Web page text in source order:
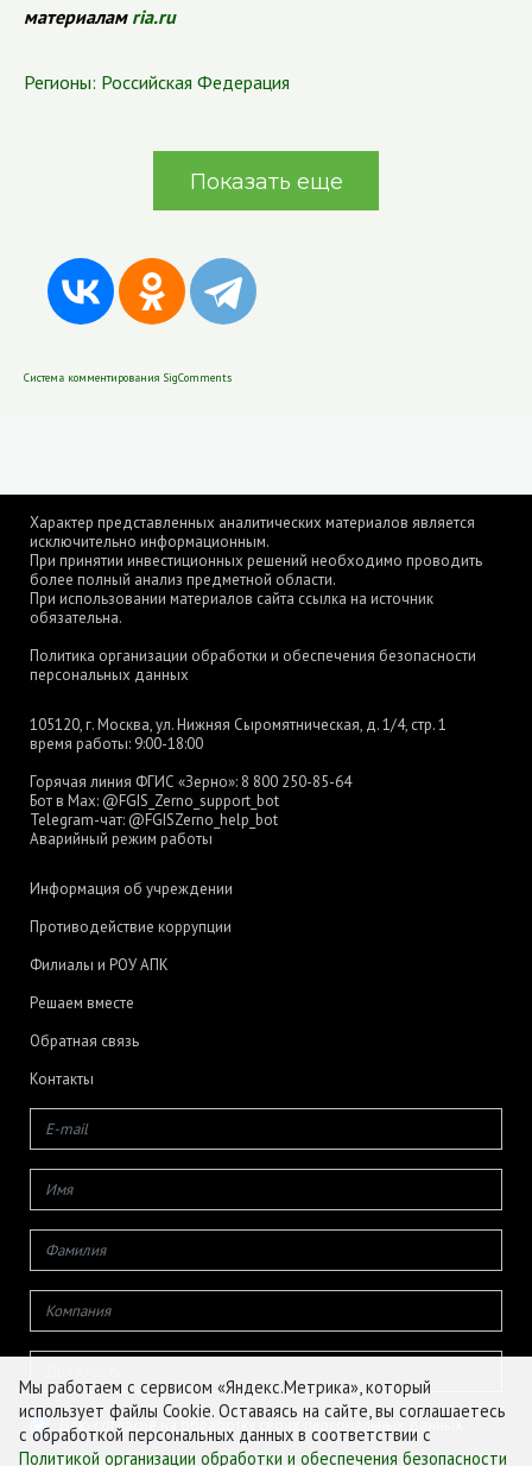
материалам ria.ru
Регионы: Российская Федерация
Показать еще
Система комментирования SigComments
Характер представленных аналитических материалов является
исключительно информационным.
При принятии инвестиционных решений необходимо проводить
более полный анализ предметной области.
При использовании материалов сайта ссылка на источник
обязательна.
Политика организации обработки и обеспечения безопасности
персональных данных
105120, г. Москва, ул. Нижняя Сыромятническая, д. 1/4, стр. 1
время работы: 9:00-18:00
Горячая линия ФГИС «Зерно»: 8 800 250-85-64
Бот в Max: @FGIS_Zerno_support_bot
Telegram-чат: @FGISZerno_help_bot
Аварийный режим работы
Информация об учреждении
Противодействие коррупции
Филиалы и РОУ АПК
Решаем вместе
Обратная связь
Контакты
Даю согласие на обработку своих персональных данных
Мы работаем с сервисом «Яндекс.Метрика», который
использует файлы Cookie. Оставаясь на сайте, вы соглашаетесь
с обработкой персональных данных в соответствии с
Политикой организации обработки и обеспечения безопасности